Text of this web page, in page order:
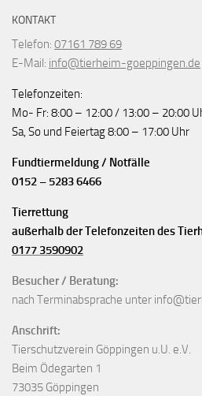
KONTAKT
Telefon: 07161 789 69
E-Mail: info@tierheim-goeppingen.de
Telefonzeiten:
Mo- Fr: 8:00 – 12:00 / 13:00 – 20:00
Sa, So und Feiertag 8:00 – 17:00 Uhr
Fundtiermeldung / Notfälle
0152 – 5283 6466
Tierrettung
außerhalb der Telefonzeiten des
0177 3590902
Besucher / Beratung:
nach Terminabsprache unter
Anschrift:
Tierschutzverein Göppingen u.U. e.V.
Beim Ödegarten 1
73035 Göppingen